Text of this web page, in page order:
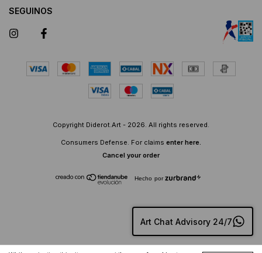
Art Chat Advisory 24/7
SEGUINOS
Copyright Diderot.Art - 2026. All rights reserved.
Consumers Defense. For claims enter here.
Cancel your order
Hecho por